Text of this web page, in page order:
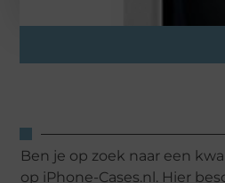
Ben je op zoek naar een
op iPhone-Cases.nl. Hier